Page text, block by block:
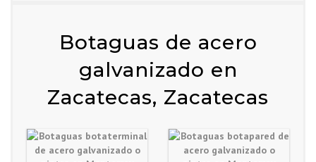
Botaguas de acero
galvanizado en
Zacatecas, Zacatecas